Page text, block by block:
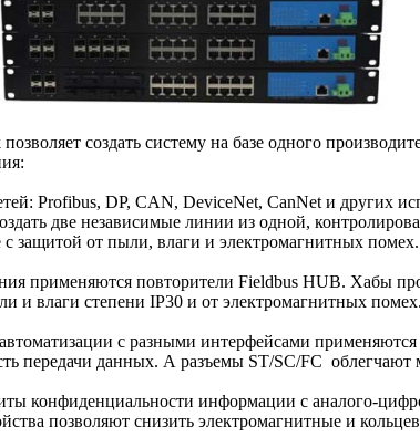
создать систему на базе одного
Profibus, DP, CAN, DeviceNet, CanNet и других
две независимые линии из одной,
защитой от пыли, влаги и электромагнитных помех.
применяются повторители Fieldbus HUB. Хабы
и влаги степени IP30 и от электромагнитных помех.
с разными интерфейсами
передачи данных. А разъемы ST/SC/FC
конфиденциальности информации с аналого-
позволяют снизить электромагнитные и